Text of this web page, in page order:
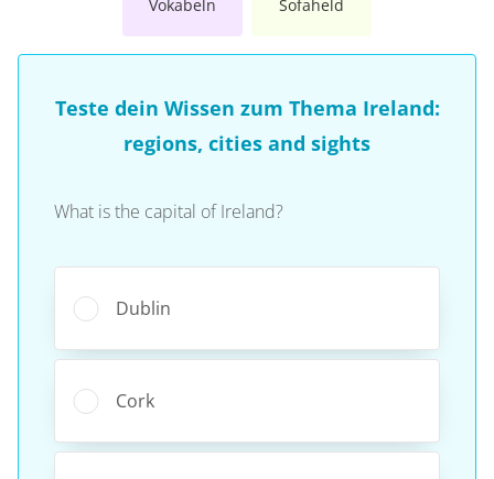
Vokabeln Sofaheld
Teste dein Wissen zum Thema Ireland:
regions, cities and sights
What is the capital of Ireland?
Dublin
Cork